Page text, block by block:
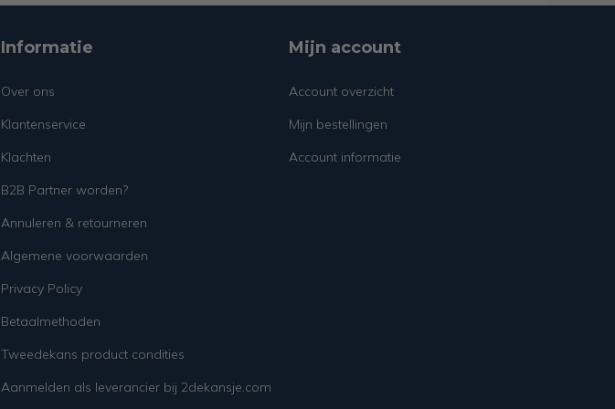
Informatie
Over ons
Klantenservice
Klachten
B2B Partner worden?
Annuleren & retourneren
Algemene voorwaarden
Privacy Policy
Betaalmethoden
Tweedekans product condities
Aanmelden als leverancier bij 2dekansje.com
Mijn account
Account overzicht
Mijn bestellingen
Account informatie